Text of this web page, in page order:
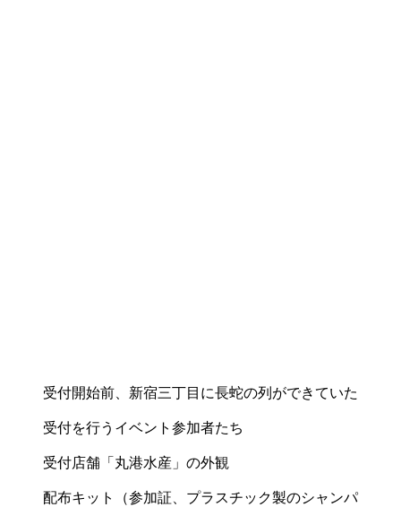
受付開始前、新宿三丁目に長蛇の列ができていた
受付を行うイベント参加者たち
受付店舗「丸港水産」の外観
配布キット（参加証、プラスチック製のシャンパ